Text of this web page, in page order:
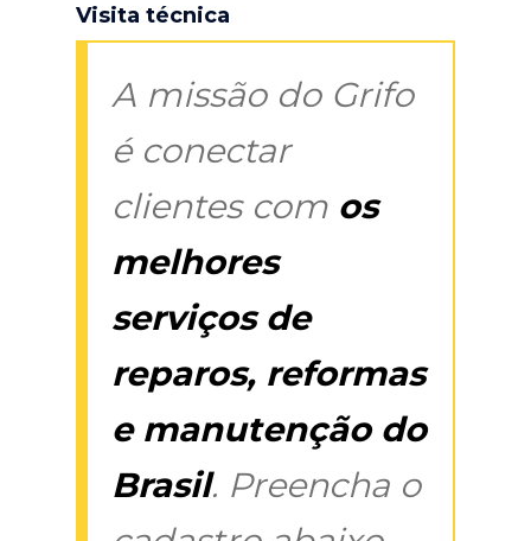
Visita técnica
A missão do Grifo
é conectar
clientes com os
melhores
serviços de
reparos, reformas
e manutenção do
Brasil. Preencha o